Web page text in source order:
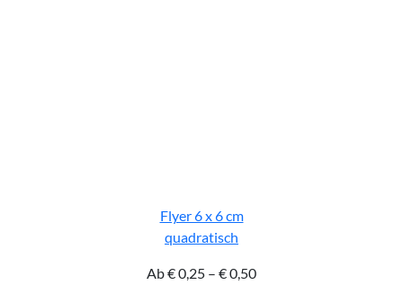
Flyer 6 x 6 cm
quadratisch
Ab€0,25 – €0,50